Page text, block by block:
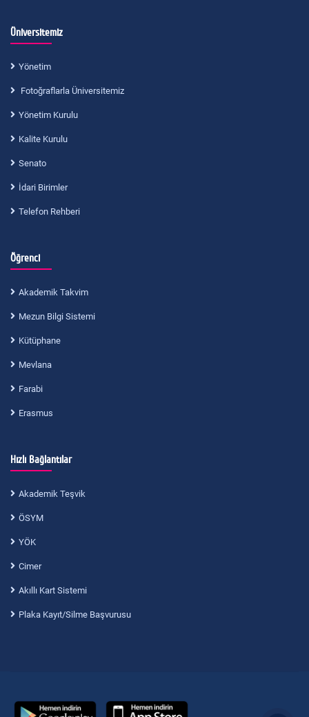
Üniversitemiz
Yönetim
Fotoğraflarla Üniversitemiz
Yönetim Kurulu
Kalite Kurulu
Senato
İdari Birimler
Telefon Rehberi
Öğrenci
Akademik Takvim
Mezun Bilgi Sistemi
Kütüphane
Mevlana
Farabi
Erasmus
Hızlı Bağlantılar
Akademik Teşvik
ÖSYM
YÖK
Cimer
Akıllı Kart Sistemi
Plaka Kayıt/Silme Başvurusu